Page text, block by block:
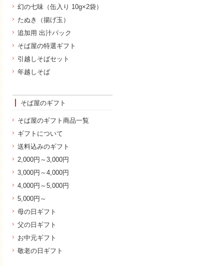
幻の七味（缶入り 10g×2袋）
たぬき（揚げ玉）
追加用 出汁パック
そば屋の特選ギフト
引越しそばセット
年越しそば
そば屋のギフト
そば屋のギフト商品一覧
ギフトについて
送料込みのギフト
2,000円～3,000円
3,000円～4,000円
4,000円～5,000円
5,000円～
母の日ギフト
父の日ギフト
お中元ギフト
敬老の日ギフト